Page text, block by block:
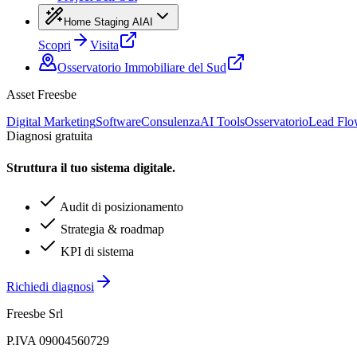
Home Staging AI AI
Scopri
Visita
Osservatorio Immobiliare del Sud
Asset Freesbe
Digital MarketingSoftwareConsulenzaAI ToolsOsservatorioLead
Diagnosi gratuita
Struttura il tuo sistema digitale.
Audit di posizionamento
Strategia & roadmap
KPI di sistema
Richiedi diagnosi
Freesbe Srl
P.IVA 09004560729